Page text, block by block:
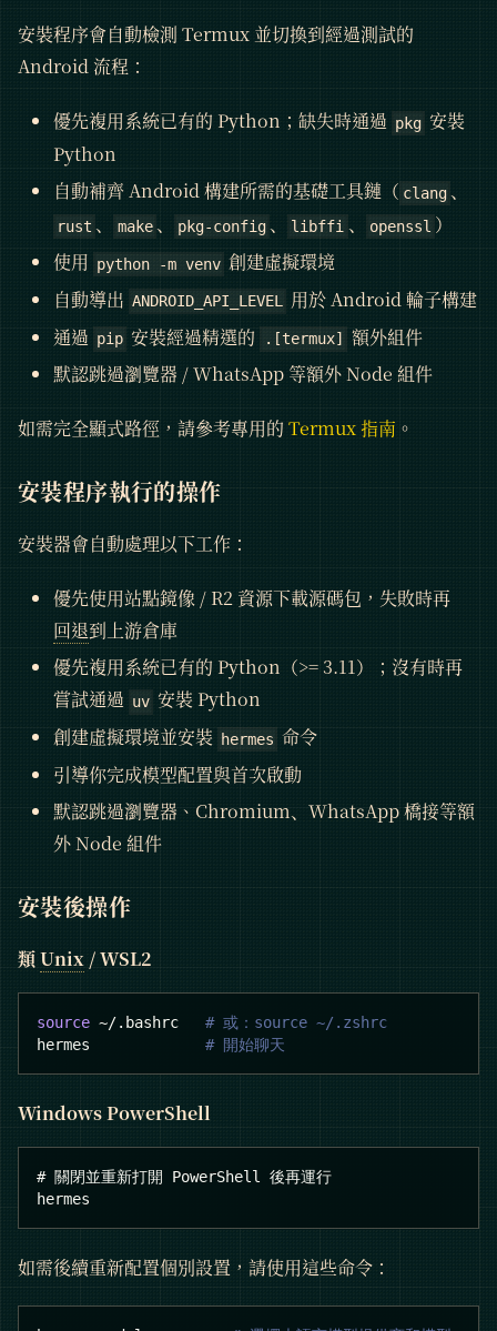
安裝程序會自動檢測 Termux 並切換到經過測試的
Android 流程：
優先複用系統已有的 Python；缺失時通過 pkg 安裝
Python
自動補齊 Android 構建所需的基礎工具鏈（ clang 、
rust 、 make 、 pkg-config、 libffi 、 openssl ）
使用 python -m venv 創建虛擬環境
自動導出 ANDROID_API_LEVEL 用於 Android 輪子構建
通過 pip 安裝經過精選的 .[termux]
額外組件
默認跳過瀏覽器 / WhatsApp 等額外 Node 組件
如需完全顯式路徑，請參考專用的 Termux 指南 。
安裝程序執行的操作
安裝器會自動處理以下工作：
優先使用站點鏡像 / R2 資源下載源碼包，失敗時再
回退到上游倉庫
優先複用系統已有的 Python（>= 3.11）；沒有時再
嘗試通過 uv 安裝 Python
創建虛擬環境並安裝
hermes 命令
引導你完成模型配置與首次啟動
默認跳過瀏覽器、Chromium、WhatsApp 橋接等額
外 Node 組件
安裝後操作
類Unix / WSL2
source ~/.bashrc # 或：source ~/.zshrc
hermes # 開始聊天
Windows PowerShell
# 關閉並重新打開 PowerShell 後再運行
hermes
如需後續重新配置個別設置，請使用這些命令：